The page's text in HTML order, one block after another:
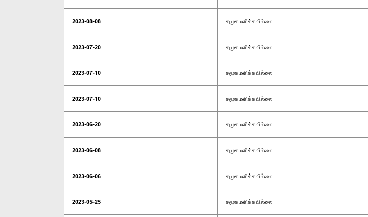
2023-08-08 சமூகமளிக்கவில்லை
2023-07-20 சமூகமளிக்கவில்லை
2023-07-10 சமூகமளிக்கவில்லை
2023-07-10 சமூகமளிக்கவில்லை
2023-06-20 சமூகமளிக்கவில்லை
2023-06-08 சமூகமளிக்கவில்லை
2023-06-06 சமூகமளிக்கவில்லை
2023-05-25 சமூகமளிக்கவில்லை